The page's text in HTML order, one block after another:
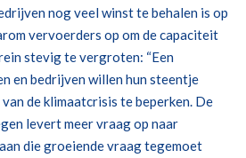
nog veel winst te behalen is op
vervoerders op om de capaciteit
stevig te vergroten: “Een
en bedrijven willen hun steentje
de klimaatcrisis te beperken. De
levert meer vraag op naar
die groeiende vraag tegemoet